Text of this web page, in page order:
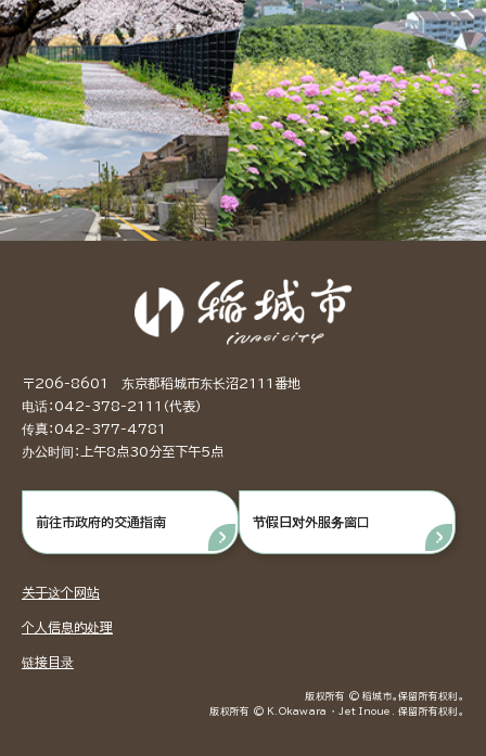
〒206-8601 东京都稻城市东长沼2111番地
电话：042-378-2111（代表）
传真：042-377-4781
办公时间：上午8点30分至下午5点
前往市政府的交通指南 节假日对外服务窗口
关于这个网站
个人信息的处理
链接目录
版权所有 © 稻城市。保留所有权利。
版权所有 © K.Okawara ・ Jet Inoue. 保留所有权利。